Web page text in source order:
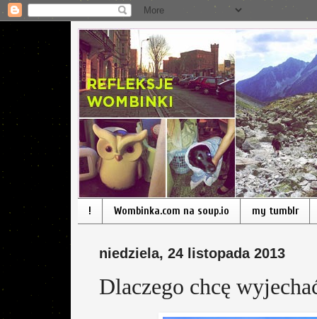
! Wombinka.com na soup.io my tumblr
niedziela, 24 listopada 2013
Dlaczego chcę